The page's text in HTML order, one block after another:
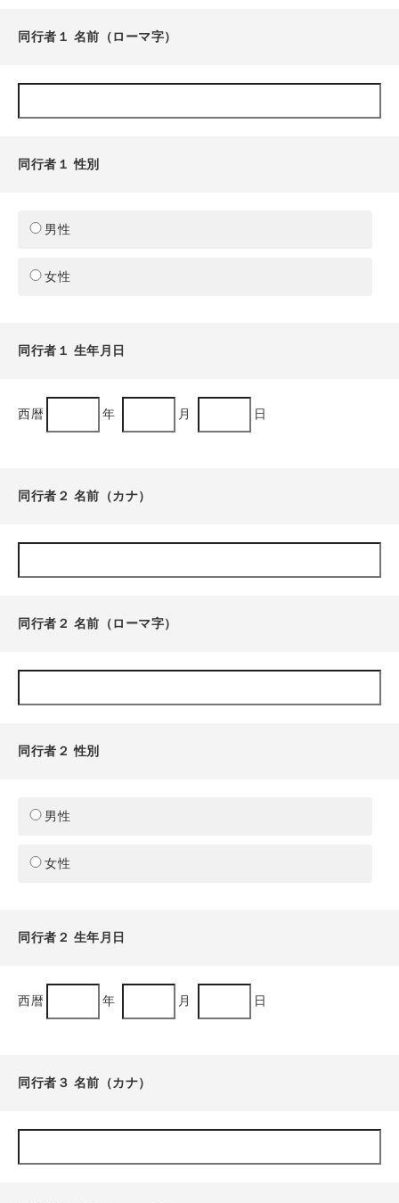
同行者１ 名前（ローマ字）
同行者１ 性別
男性
女性
同行者１ 生年月日
西暦 年 月 日
同行者２ 名前（カナ）
同行者２ 名前（ローマ字）
同行者２ 性別
男性
女性
同行者２ 生年月日
西暦 年 月 日
同行者３ 名前（カナ）